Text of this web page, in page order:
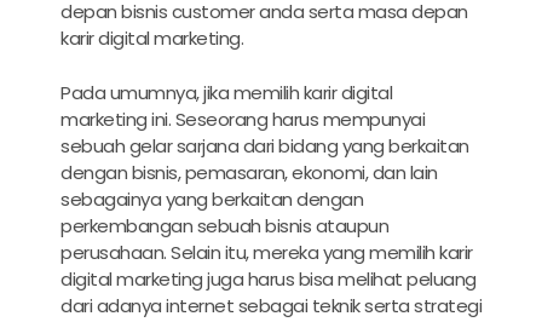
depan bisnis customer anda serta masa depan
karir digital marketing.
Pada umumnya, jika memilihkarir digital
marketingini. Seseorang harus mempunyai
sebuah gelar sarjana dari bidang yang berkaitan
dengan bisnis, pemasaran, ekonomi, dan lain
sebagainya yang berkaitan dengan
perkembangan sebuah bisnis ataupun
perusahaan. Selain itu, mereka yang memilihkarir
digital marketingjuga harus bisa melihat peluang
dari adanya internet sebagai teknik serta strategi